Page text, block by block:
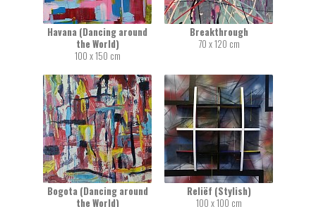
Havana (Dancing around
the World)
100 x 150 cm
Breakthrough
70 x 120 cm
Bogota (Dancing around
the World)
Reliëf (Stylish)
100 x 100 cm